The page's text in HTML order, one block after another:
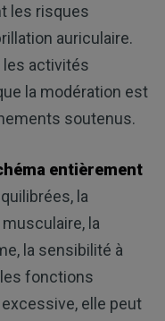
les risques
auriculaire.
les activités
la modération est
soutenus.
entièrement
la
la
la sensibilité à
les fonctions
elle peut